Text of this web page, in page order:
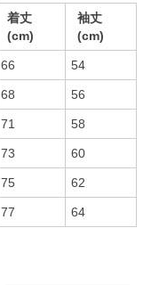
着丈
(cm)
袖丈
(cm)
66 54
68 56
71 58
73 60
75 62
77 64